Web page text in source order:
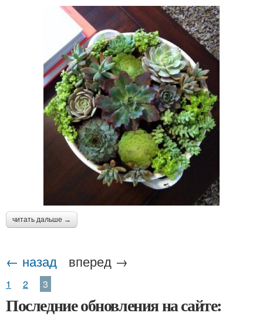
читать дальше →
← назад вперед →
1 2 3
Последние обновления на сайте: